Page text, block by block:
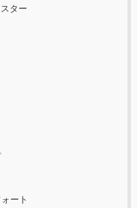
スター
ォート